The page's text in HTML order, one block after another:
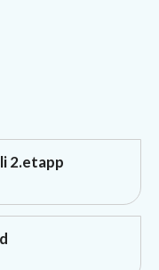
2.etapp